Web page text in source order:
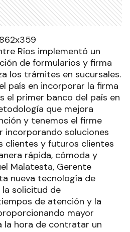
Ríos implementó un
de formularios y firma
los trámites en sucursales.
país en incorporar la firma
el primer banco del país en
que mejora
y tenemos el firme
incorporando soluciones
clientes y futuros clientes
rápida, cómoda y
Malatesta, Gerente
nueva tecnología de
solicitud de
de atención y la
mayor
la hora de contratar un